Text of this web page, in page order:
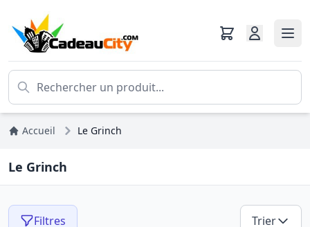
Accueil Le Grinch
Le Grinch
Filtres Trier